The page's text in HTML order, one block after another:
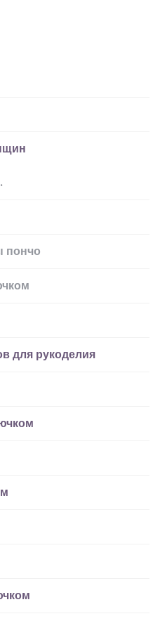
пончо
для рукоделия